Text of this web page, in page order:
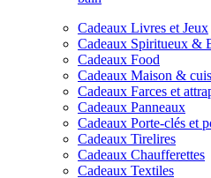
Cadeaux Livres et Jeux
Cadeaux Spiritueux &
Cadeaux Food
Cadeaux Maison &
Cadeaux Farces et
Cadeaux Panneaux
Cadeaux Porte-clés et
Cadeaux Tirelires
Cadeaux Chaufferettes
Cadeaux Textiles